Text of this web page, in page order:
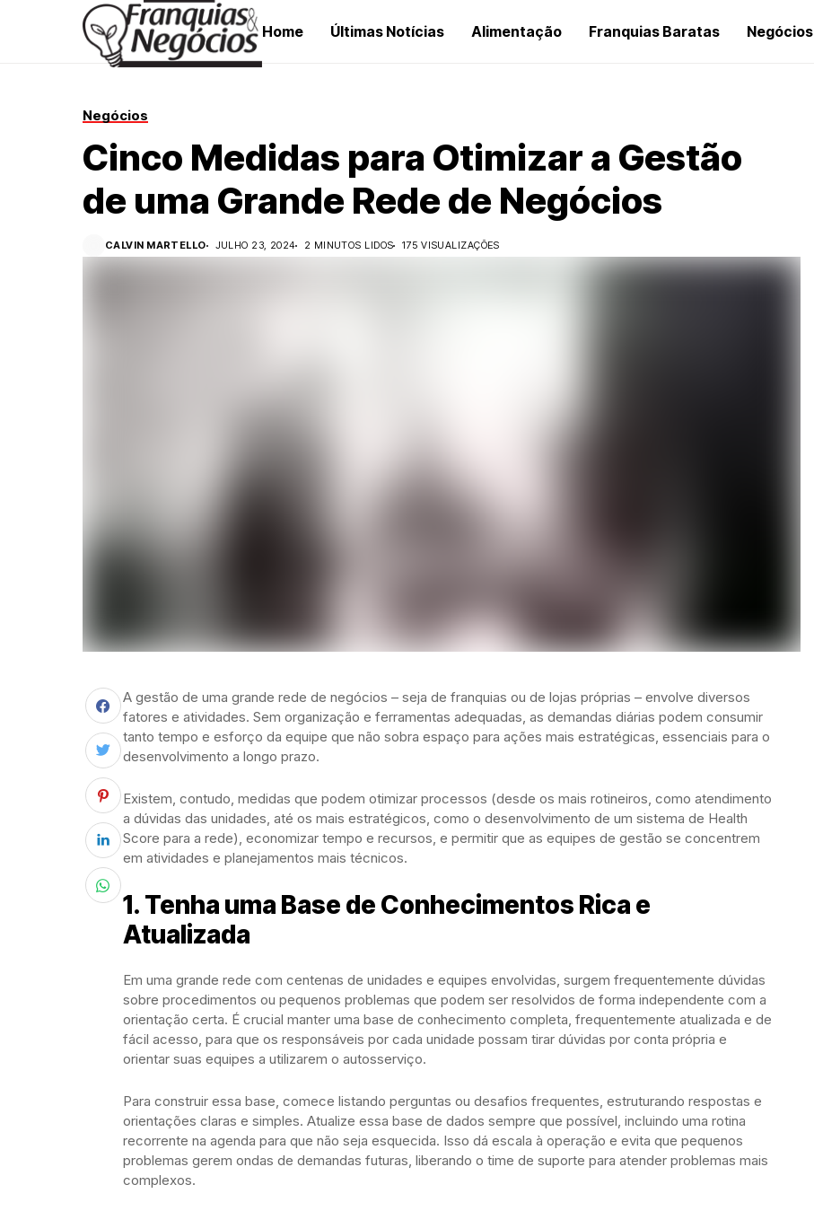
Home Últimas Notícias Alimentação Franquias Baratas Negócios
Negócios
Cinco Medidas para Otimizar a Gestão
de uma Grande Rede de Negócios
CALVIN MARTELLO JULHO 23, 2024 2 MINUTOS LIDOS 175 VISUALIZAÇÕES
A gestão de uma grande rede de negócios – seja de franquias ou de lojas próprias – envolve diversos
fatores e atividades. Sem organização e ferramentas adequadas, as demandas diárias podem consumir
tanto tempo e esforço da equipe que não sobra espaço para ações mais estratégicas, essenciais para o
desenvolvimento a longo prazo.
Existem, contudo, medidas que podem otimizar processos (desde os mais rotineiros, como atendimento
a dúvidas das unidades, até os mais estratégicos, como o desenvolvimento de um sistema de Health
Score para a rede), economizar tempo e recursos, e permitir que as equipes de gestão se concentrem
em atividades e planejamentos mais técnicos.
1. Tenha uma Base de Conhecimentos Rica e
Atualizada
Em uma grande rede com centenas de unidades e equipes envolvidas, surgem frequentemente dúvidas
sobre procedimentos ou pequenos problemas que podem ser resolvidos de forma independente com a
orientação certa. É crucial manter uma base de conhecimento completa, frequentemente atualizada e de
fácil acesso, para que os responsáveis por cada unidade possam tirar dúvidas por conta própria e
orientar suas equipes a utilizarem o autosserviço.
Para construir essa base, comece listando perguntas ou desafios frequentes, estruturando respostas e
orientações claras e simples. Atualize essa base de dados sempre que possível, incluindo uma rotina
recorrente na agenda para que não seja esquecida. Isso dá escala à operação e evita que pequenos
problemas gerem ondas de demandas futuras, liberando o time de suporte para atender problemas mais
complexos.